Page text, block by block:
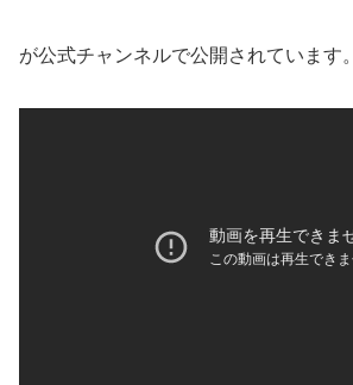
が公式チャンネルで公開されています。